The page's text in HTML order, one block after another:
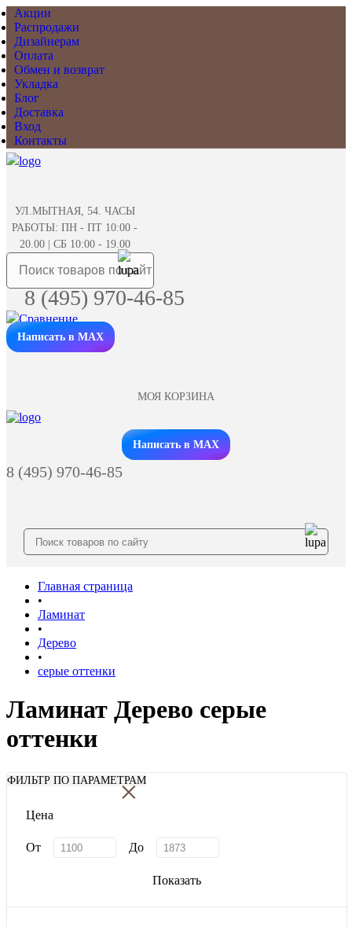
Акции
Распродажи
Дизайнерам
Оплата
Обмен и возврат
Укладка
Блог
Доставка
Вход
Контакты
УЛ.МЫТНАЯ, 54. ЧАСЫ
РАБОТЫ: ПН - ПТ 10:00 -
20.00 | СБ 10:00 - 19.00
8 (495) 970-46-85
Написать в MAX
МОЯ КОРЗИНА
Заказать звонок
Написать в MAX
8 (495) 970-46-85
Главная страница
•
Ламинат
•
Дерево
•
серые оттенки
Ламинат Дерево серые
оттенки
ФИЛЬТР ПО ПАРАМЕТРАМ
×
Цена
От До
Показать